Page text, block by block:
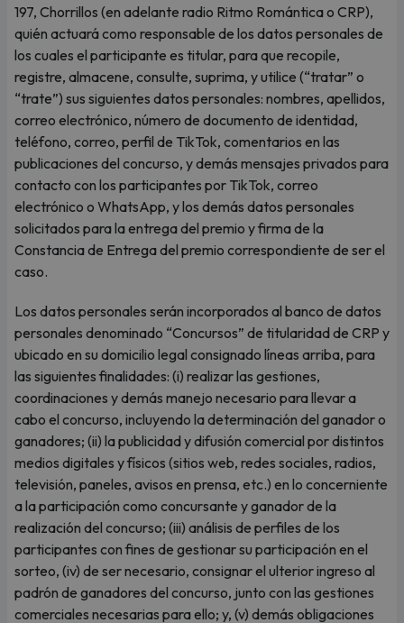
197, Chorrillos (en adelante radio Ritmo Romántica o CRP),
quién actuará como responsable de los datos personales de
los cuales el participante es titular, para que recopile,
registre, almacene, consulte, suprima, y utilice (“tratar” o
“trate”) sus siguientes datos personales: nombres, apellidos,
correo electrónico, número de documento de identidad,
teléfono, correo, perfil de TikTok, comentarios en las
publicaciones del concurso, y demás mensajes privados para
contacto con los participantes por TikTok, correo
electrónico o WhatsApp, y los demás datos personales
solicitados para la entrega del premio y firma de la
Constancia de Entrega del premio correspondiente de ser el
caso.
Los datos personales serán incorporados al banco de datos
personales denominado “Concursos” de titularidad de CRP y
ubicado en su domicilio legal consignado líneas arriba, para
las siguientes finalidades: (i) realizar las gestiones,
coordinaciones y demás manejo necesario para llevar a
cabo el concurso, incluyendo la determinación del ganador o
ganadores; (ii) la publicidad y difusión comercial por distintos
medios digitales y físicos (sitios web, redes sociales, radios,
televisión, paneles, avisos en prensa, etc.) en lo concerniente
a la participación como concursante y ganador de la
realización del concurso; (iii) análisis de perfiles de los
participantes con fines de gestionar su participación en el
sorteo, (iv) de ser necesario, consignar el ulterior ingreso al
padrón de ganadores del concurso, junto con las gestiones
comerciales necesarias para ello; y, (v) demás obligaciones